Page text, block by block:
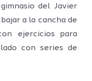
del Javier
a la cancha de
ejercicios para
con series de